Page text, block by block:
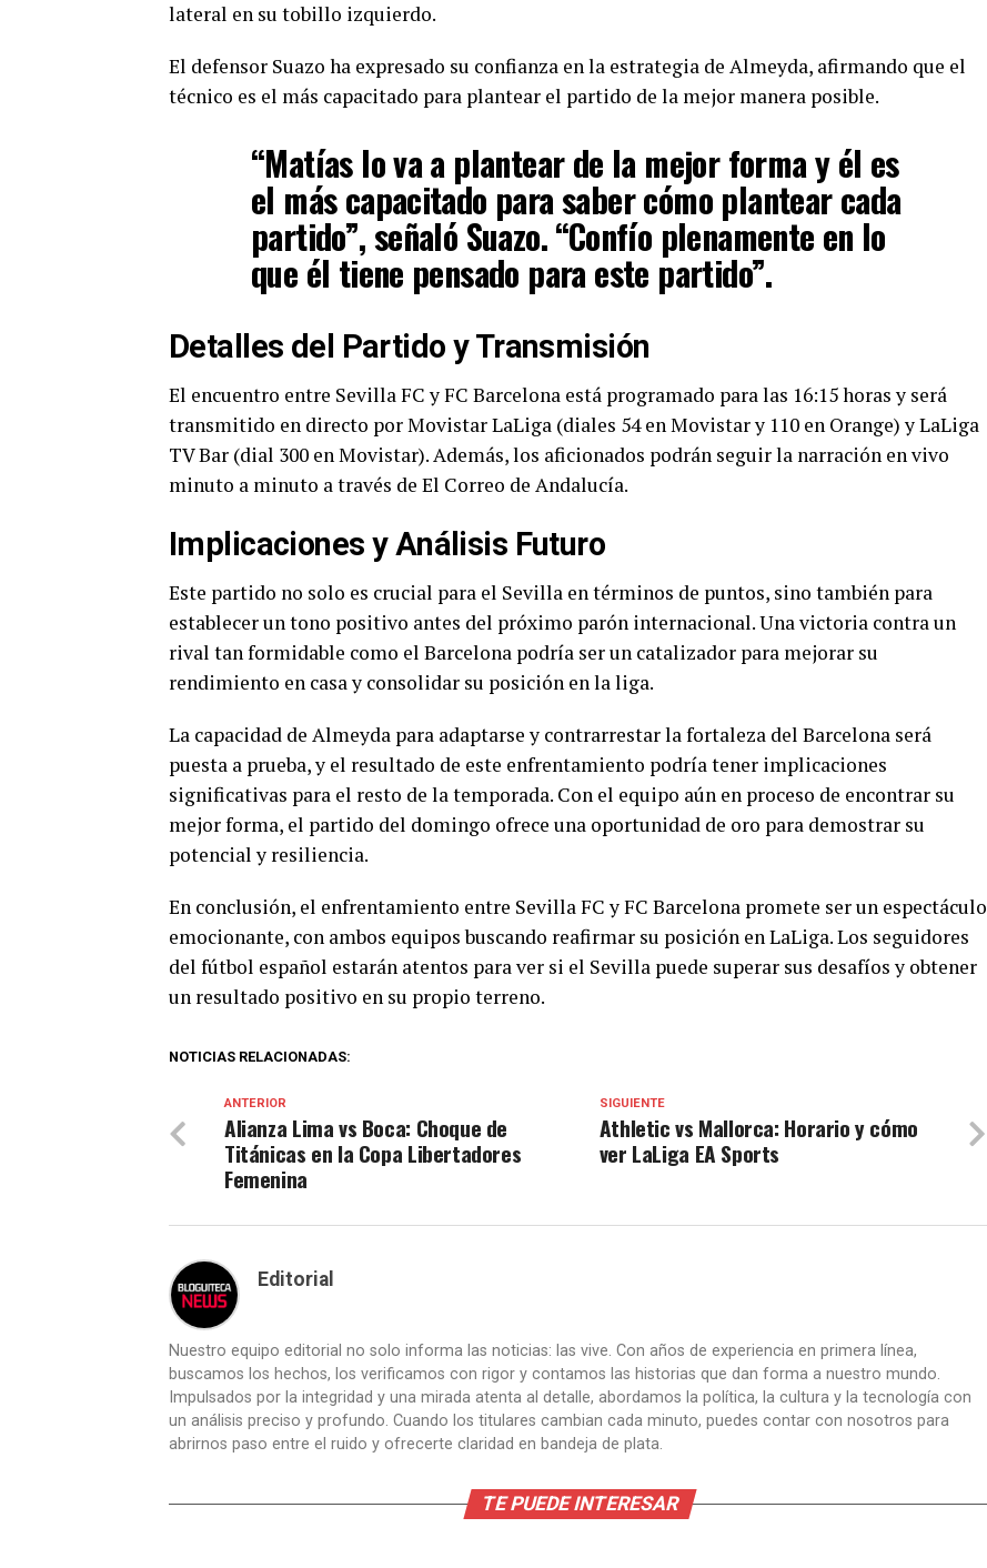
lateral en su tobillo izquierdo.
El defensor Suazo ha expresado su confianza en la estrategia de Almeyda, afirmando que el
técnico es el más capacitado para plantear el partido de la mejor manera posible.
“Matías lo va a plantear de la mejor forma y él es
el más capacitado para saber cómo plantear cada
partido”, señaló Suazo. “Confío plenamente en lo
que él tiene pensado para este partido”.
Detalles del Partido y Transmisión
El encuentro entre Sevilla FC y FC Barcelona está programado para las 16:15 horas y será
transmitido en directo por Movistar LaLiga (diales 54 en Movistar y 110 en Orange) y LaLiga
TV Bar (dial 300 en Movistar). Además, los aficionados podrán seguir la narración en vivo
minuto a minuto a través de El Correo de Andalucía.
Implicaciones y Análisis Futuro
Este partido no solo es crucial para el Sevilla en términos de puntos, sino también para
establecer un tono positivo antes del próximo parón internacional. Una victoria contra un
rival tan formidable como el Barcelona podría ser un catalizador para mejorar su
rendimiento en casa y consolidar su posición en la liga.
La capacidad de Almeyda para adaptarse y contrarrestar la fortaleza del Barcelona será
puesta a prueba, y el resultado de este enfrentamiento podría tener implicaciones
significativas para el resto de la temporada. Con el equipo aún en proceso de encontrar su
mejor forma, el partido del domingo ofrece una oportunidad de oro para demostrar su
potencial y resiliencia.
En conclusión, el enfrentamiento entre Sevilla FC y FC Barcelona promete ser un espectáculo
emocionante, con ambos equipos buscando reafirmar su posición en LaLiga. Los seguidores
del fútbol español estarán atentos para ver si el Sevilla puede superar sus desafíos y obtener
un resultado positivo en su propio terreno.
NOTICIAS RELACIONADAS:
SIGUIENTE
Athletic vs Mallorca: Horario y cómo
ver LaLiga EA Sports
ANTERIOR
Alianza Lima vs Boca: Choque de
Titánicas en la Copa Libertadores
Femenina
Editorial
Nuestro equipo editorial no solo informa las noticias: las vive. Con años de experiencia en primera línea,
buscamos los hechos, los verificamos con rigor y contamos las historias que dan forma a nuestro mundo.
Impulsados por la integridad y una mirada atenta al detalle, abordamos la política, la cultura y la tecnología con
un análisis preciso y profundo. Cuando los titulares cambian cada minuto, puedes contar con nosotros para
abrirnos paso entre el ruido y ofrecerte claridad en bandeja de plata.
TE PUEDE INTERESAR